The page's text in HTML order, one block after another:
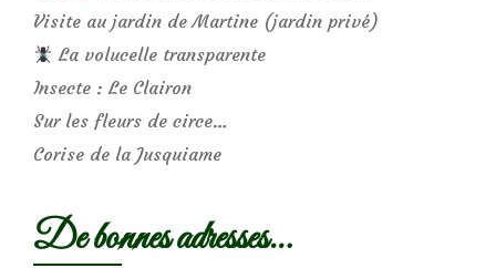
Visite au jardin de Martine (jardin privé)
La volucelle transparente
Insecte : Le Clairon
Sur les fleurs de circe…
Corise de la Jusquiame
De bonnes adresses…